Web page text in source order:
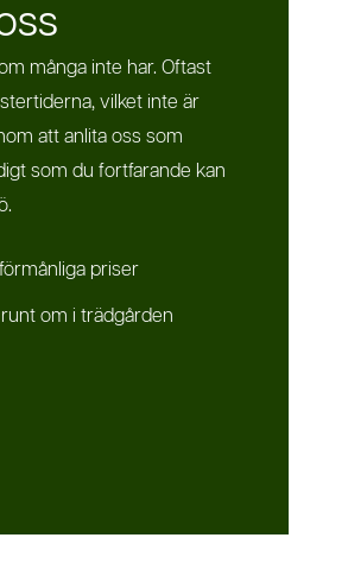
många inte har. Oftast
vilket inte är
att anlita oss som
som du fortfarande kan
priser
om i trädgården